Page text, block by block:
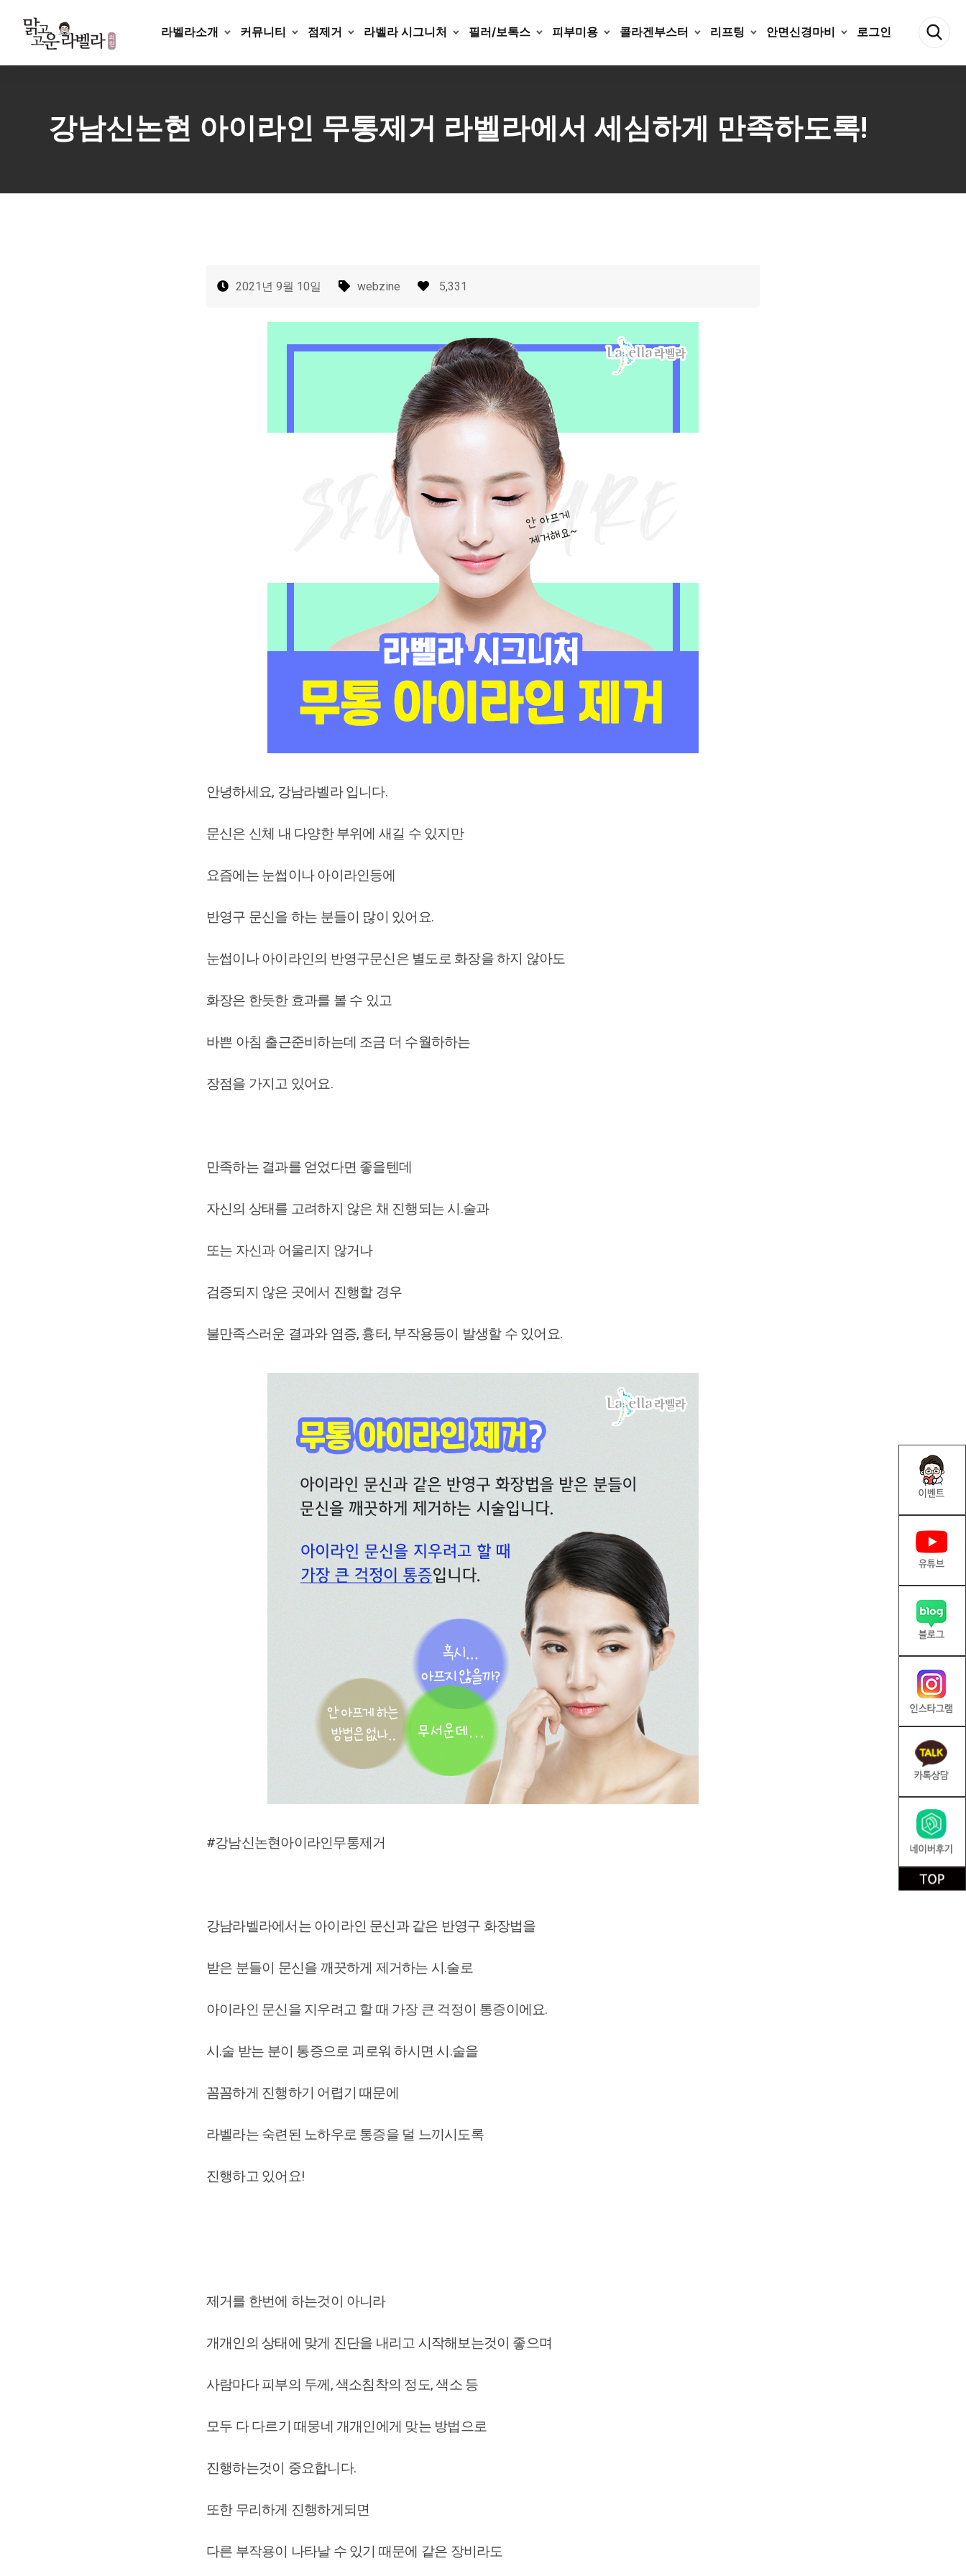
content
라벨라소개 커뮤니티 점제거 라벨라 시그니처 필러/보톡스 피부미용 콜라겐부스터 리프팅 안면신경마비 로그인
강남신논현 아이라인 무통제거 라벨라에서 세심하게 만족하도록!
2021년 9월 10일 webzine 5,331
안녕하세요, 강남라벨라 입니다.
문신은 신체 내 다양한 부위에 새길 수 있지만
요즘에는 눈썹이나 아이라인등에
반영구 문신을 하는 분들이 많이 있어요.
눈썹이나 아이라인의 반영구문신은 별도로 화장을 하지 않아도
화장은 한듯한 효과를 볼 수 있고
바쁜 아침 출근준비하는데 조금 더 수월하하는
장점을 가지고 있어요.
만족하는 결과를 얻었다면 좋을텐데
자신의 상태를 고려하지 않은 채 진행되는 시.술과
또는 자신과 어울리지 않거나
검증되지 않은 곳에서 진행할 경우
불만족스러운 결과와 염증, 흉터, 부작용등이 발생할 수 있어요.
#강남신논현아이라인무통제거
강남라벨라에서는 아이라인 문신과 같은 반영구 화장법을
받은 분들이 문신을 깨끗하게 제거하는 시.술로
아이라인 문신을 지우려고 할 때 가장 큰 걱정이 통증이에요.
시.술 받는 분이 통증으로 괴로워 하시면 시.술을
꼼꼼하게 진행하기 어렵기 때문에
라벨라는 숙련된 노하우로 통증을 덜 느끼시도록
진행하고 있어요!
제거를 한번에 하는것이 아니라
개개인의 상태에 맞게 진단을 내리고 시작해보는것이 좋으며
사람마다 피부의 두께, 색소침착의 정도, 색소 등
모두 다 다르기 때뭉네 개개인에게 맞는 방법으로
진행하는것이 중요합니다.
또한 무리하게 진행하게되면
다른 부작용이 나타날 수 있기 때문에 같은 장비라도